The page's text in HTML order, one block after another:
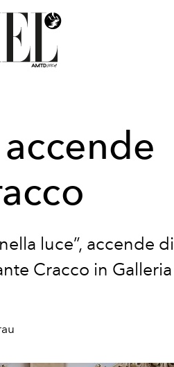
luce”, accende di
Cracco in Galleria